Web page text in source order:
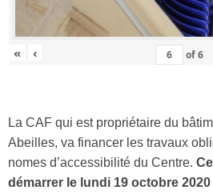
« ‹ of6
La CAF qui est propriétaire du
Abeilles, va financer les travaux
nomes d’accessibilité du Centre.
démarrer le lundi 19 octobre